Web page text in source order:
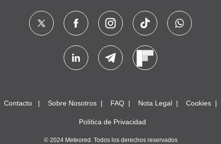
Contacto Sobre Nosotros FAQ Nota Legal Cookies
Política de Privacidad
© 2024 Meteored. Todos los derechos reservados